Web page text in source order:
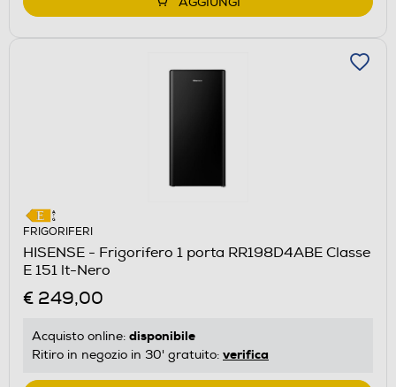
FRIGORIFERI
HISENSE - Frigorifero 1 porta RR198D4ABE Classe
E 151 lt-Nero
€ 249,00
Acquisto online: disponibile
Ritiro in negozio in 30' gratuito: verifica